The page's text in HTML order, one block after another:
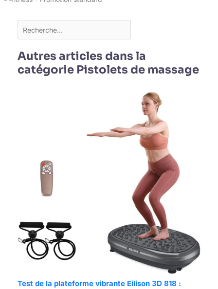
Autres articles dans la
catégorie Pistolets de massage
Test de la plateforme vibrante Eilison 3D 818 :